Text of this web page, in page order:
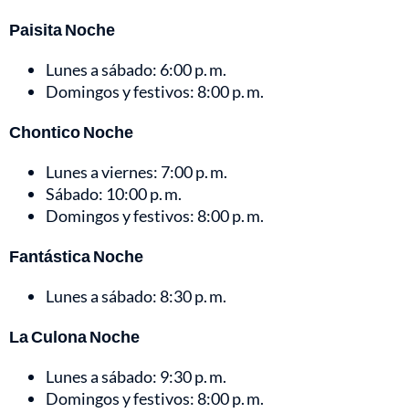
Paisita Noche
Lunes a sábado: 6:00 p. m.
Domingos y festivos: 8:00 p. m.
Chontico Noche
Lunes a viernes: 7:00 p. m.
Sábado: 10:00 p. m.
Domingos y festivos: 8:00 p. m.
Fantástica Noche
Lunes a sábado: 8:30 p. m.
La Culona Noche
Lunes a sábado: 9:30 p. m.
Domingos y festivos: 8:00 p. m.